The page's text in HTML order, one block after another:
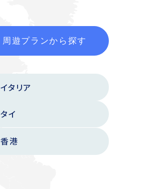
周遊プランから 探す
イタリア
タイ
香港